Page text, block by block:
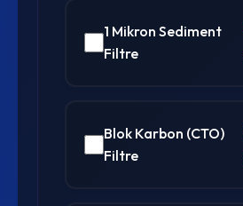
1 Mikron Sediment
Filtre
Blok Karbon (CTO)
Filtre